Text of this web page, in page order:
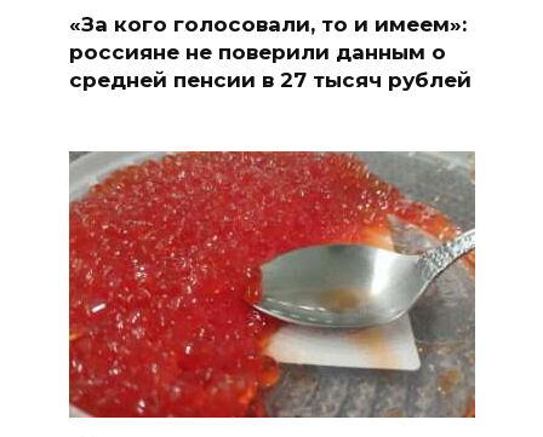
«За кого голосовали, то и имеем»:
россияне не поверили данным о
средней пенсии в 27 тысяч рублей